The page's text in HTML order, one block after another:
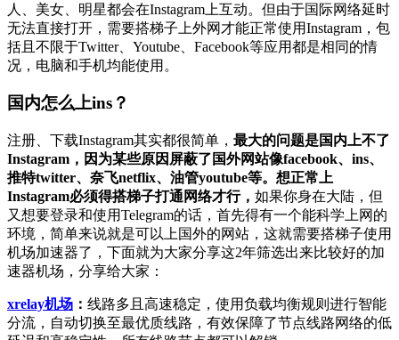
人、美女、明星都会在Instagram上互动。但由于国际网络延时
无法直接打开，需要搭梯子上外网才能正常使用Instagram，包
括且不限于Twitter、Youtube、Facebook等应用都是相同的情
况，电脑和手机均能使用。
国内怎么上ins？
注册、下载Instagram其实都很简单， 最大的问题是国内上不了
Instagram，因为某些原因屏蔽了国外网站像facebook、ins、
推特twitter、奈飞netflix、油管youtube等。想正常上
Instagram必须得搭梯子打通网络才行， 如果你身在大陆，但
又想要登录和使用Telegram的话，首先得有一个能科学上网的
环境，简单来说就是可以上国外的网站，这就需要搭梯子使用
机场加速器了，下面就为大家分享这2年筛选出来比较好的加
速器机场，分享给大家：
xrelay机场 ： 线路多且高速稳定，使用负载均衡规则进行智能
分流，自动切换至最优质线路，有效保障了节点线路网络的低